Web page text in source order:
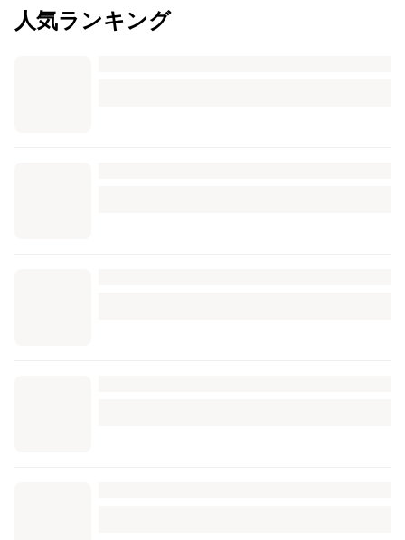
人気ランキング